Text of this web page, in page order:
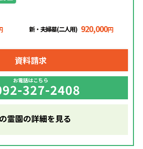
新・夫婦墓(二人用) 920,000円
資料請求
お電話はこちら
327-2408
霊園の詳細を見る